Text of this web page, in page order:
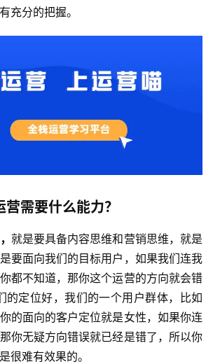
充分的把握。
需要什么能力？
就是要具备内容思维和营销思维，就是
要面向我们的目标用户，如果我们连我
都不知道，那你这个运营的方向就会错
的定位好，我们的一个用户群体，比如
的面向的客户定位就是女性，如果你连
你无疑方向错误就已经是错了，所以你
很难有效果的。